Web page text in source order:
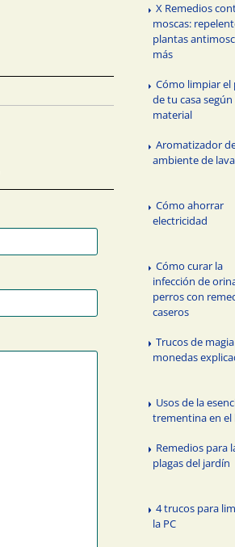
X Remedios
moscas:
plantas
más
Cómo limpiar el
de tu casa según
material
Aromatizador
ambiente de
Cómo ahorrar
electricidad
Cómo curar la
infección de
perros con
caseros
Trucos de
monedas
Usos de la
trementina en el
Remedios para
plagas del jardín
4 trucos para
la PC